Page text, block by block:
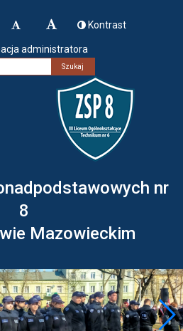
Kontrast
administratora
nr
8
Mazowieckim